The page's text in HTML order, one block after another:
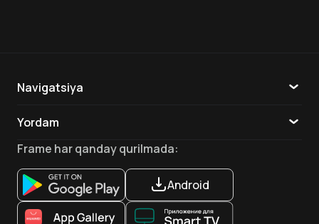
Navigatsiya
Yordam
Aloqa
Ilovalar
Frame har qanday qurilmada:
Android